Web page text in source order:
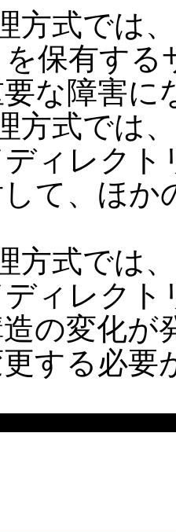
式では
を保有す
な障害に
式では
ィレク
て、ほ
式では
ィレク
の変化が
する必要